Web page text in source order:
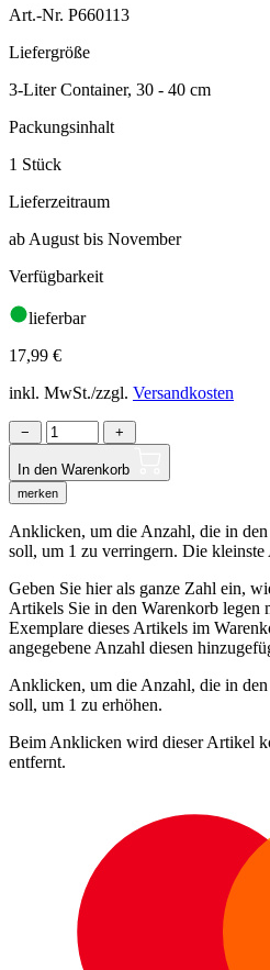
Art.-Nr. P660113
Liefergröße
3-Liter Container, 30 - 40 cm
Packungsinhalt
1 Stück
Lieferzeitraum
ab August bis November
Verfügbarkeit
lieferbar
17,99 €
inkl. MwSt./zzgl. Versandkosten
− +
In den Warenkorb
merken
Anklicken, um die Anzahl, die in
soll, um 1 zu verringern. Die
Geben Sie hier als ganze Zahl ein,
Artikels Sie in den Warenkorb legen
Exemplare dieses Artikels im
angegebene Anzahl diesen
Anklicken, um die Anzahl, die in
soll, um 1 zu erhöhen.
Beim Anklicken wird dieser Artikel
entfernt.